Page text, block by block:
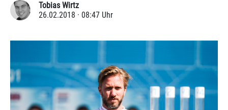
Tobias Wirtz
26.02.2018 · 08:47 Uhr